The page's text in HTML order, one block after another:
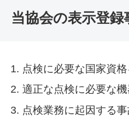
当協会の表示登
点検に必要な国家資
適正な点検に必要な機
点検業務に起因する